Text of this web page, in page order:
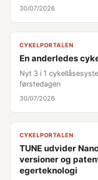
30/07/2026
CYKELPORTALEN
En anderledes
Nyt 3 i 1
førstedagen
30/07/2026
CYKELPORTALEN
TUNE udvider
versioner og
egerteknologi